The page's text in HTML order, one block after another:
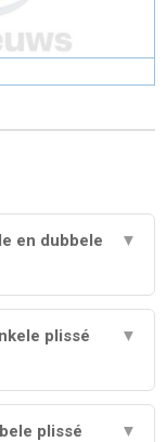
en dubbele
▼
plissé
▼
plissé
▼